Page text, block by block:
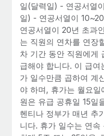
자세히 알아보기
Shootsta가 Remote를
채용을 확장한 방법
비디오 콘텐츠를 활용한 마케
에게는 흥미롭고 전문적인 비
니다. 그러나 대부분의 회사들
자세히 알아보기
일(달력일) - 연공서열
일) - 연공서열이
연공서열이 20년 초과
는 직원의 연차를 연장
차 기간 동안 직원에게
급해야 합니다. 이 급
가 일수만큼 곱하여 계
야 하며, 휴가는 월요
원은 유급 공휴일 15일
헨티나 정부가 매년 추
니다. 휴가 일수는 연